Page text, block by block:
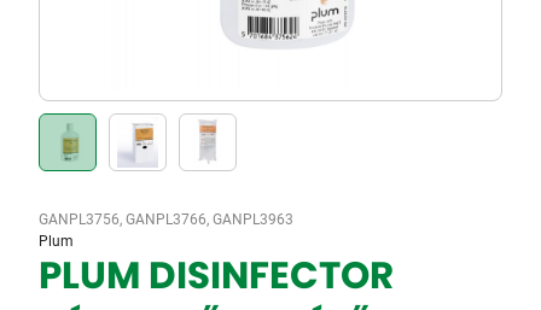
GANPL3756, GANPL3766, GANPL3963
Plum
PLUM DISINFECTOR